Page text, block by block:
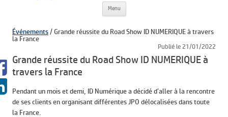
Menu Aller au contenu principal
Événements/Grande réussite du Road Show ID NUMERIQUE à travers
la France
Publié le 21/01/2022
Grande réussite du Road Show ID NUMERIQUE à
travers la France
Pendant un mois et demi, ID Numérique a décidé d’aller à la rencontre
de ses clients en organisant différentes JPO délocalisées dans toute
la France.